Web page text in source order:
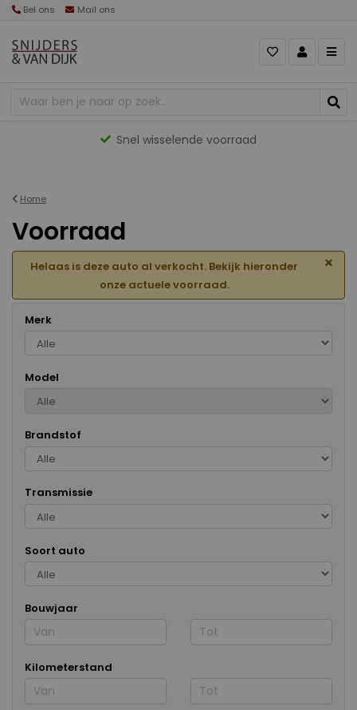
Bel ons Mail ons
Gevarieerd aanbod
Home
Voorraad
Helaas is deze auto al verkocht. Bekijk hieronder
onze actuele voorraad.
×
Merk
Model
Brandstof
Transmissie
Soort auto
Bouwjaar
Kilometerstand